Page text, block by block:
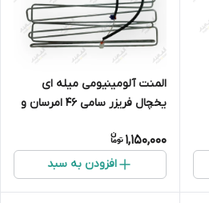
المنت آلومینیومی میله ای
یخچال فریزر سامی 46 امرسان و
1,150,000
افزودن به سبد